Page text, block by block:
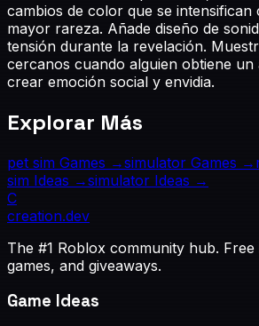
cambios de color que se intensifican
mayor rareza. Añade diseño de
tensión durante la revelación.
cercanos cuando alguien obtiene
crear emoción social y envidia.
Explorar Más
pet sim Games →simulator Games →
sim Ideas →simulator Ideas →
C
creation.dev
The #1 Roblox community hub. Free
games, and giveaways.
Game Ideas